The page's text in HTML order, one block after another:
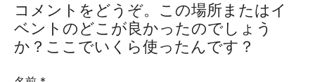
コメントをどうぞ。この場所またはイ
ベントのどこが良かったのでしょう
か？ここでいくら使ったんです？